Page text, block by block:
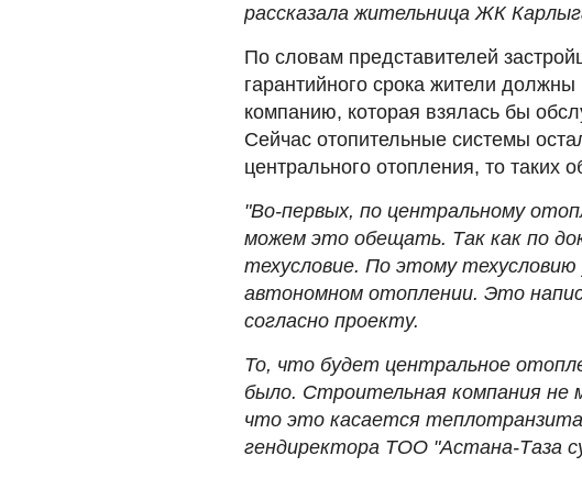
рассказала жительница ЖК
По словам представителей
гарантийного срока жители
компанию, которая взялась бы
Сейчас отопительные системы
центрального отопления, то таких
"Во-первых, по центральному
можем это обещать. Так как по
техусловие. По этому техусловию
автономном отоплении. Это
согласно проекту.
То, что будет центральное
было. Строительная компания
что это касается
гендиректора ТОО "Астана-Таза